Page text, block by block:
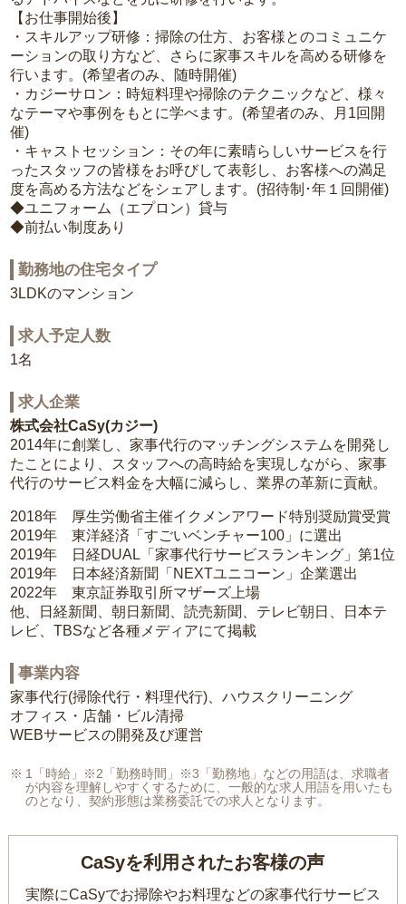
【お仕事開始後】
・スキルアップ研修：掃除の仕方、お客様とのコミュニケ
ーションの取り方など、さらに家事スキルを高める研修を
行います。(希望者のみ、随時開催)
・カジーサロン：時短料理や掃除のテクニックなど、様々
なテーマや事例をもとに学べます。(希望者のみ、月1回開
催)
・キャストセッション：その年に素晴らしいサービスを行
ったスタッフの皆様をお呼びして表彰し、お客様への満足
度を高める方法などをシェアします。(招待制･年１回開催)
◆ユニフォーム（エプロン）貸与
◆前払い制度あり
勤務地の住宅タイプ
3LDKのマンション
求人予定人数
1名
求人企業
株式会社CaSy(カジー)
2014年に創業し、家事代行のマッチングシステムを開発し
たことにより、スタッフへの高時給を実現しながら、家事
代行のサービス料金を大幅に減らし、業界の革新に貢献。
2018年 厚生労働省主催イクメンアワード特別奨励賞受賞
2019年 東洋経済「すごいベンチャー100」に選出
2019年 日経DUAL「家事代行サービスランキング」第1位
2019年 日本経済新聞「NEXTユニコーン」企業選出
2022年 東京証券取引所マザーズ上場
他、日経新聞、朝日新聞、読売新聞、テレビ朝日、日本テ
レビ、TBSなど各種メディアにて掲載
事業内容
家事代行(掃除代行・料理代行)、ハウスクリーニング
オフィス・店舗・ビル清掃
WEBサービスの開発及び運営
1「時給」※2「勤務時間」※3「勤務地」などの用語は、求職者
が内容を理解しやすくするために、一般的な求人用語を用いたも
のとなり、契約形態は業務委託での求人となります。
CaSyを利用されたお客様の声
実際にCaSyでお掃除やお料理などの家事代行サービス